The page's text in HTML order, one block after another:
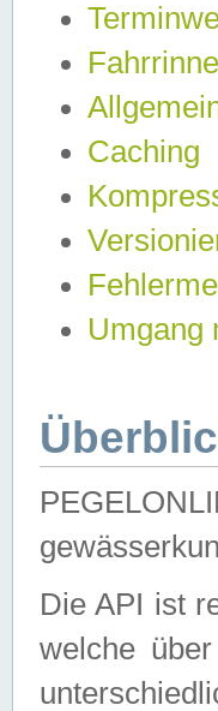
Caching
Umgang
Die API ist
welche